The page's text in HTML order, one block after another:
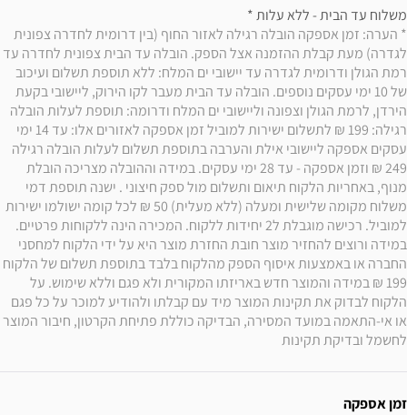
משלוח עד הבית - ללא עלות *
לחשמל ובדיקת תקינות
זמן אספקה